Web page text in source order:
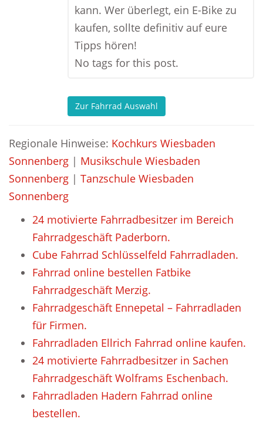
kann. Wer überlegt, ein E-Bike zu
kaufen, sollte definitiv auf eure
Tipps hören!
No tags for this post.
Zur Fahrrad Auswahl
Regionale Hinweise: Kochkurs Wiesbaden
Sonnenberg | Musikschule Wiesbaden
Sonnenberg | Tanzschule Wiesbaden
Sonnenberg
24 motivierte Fahrradbesitzer im Bereich
Fahrradgeschäft Paderborn.
Cube Fahrrad Schlüsselfeld Fahrradladen.
Fahrrad online bestellen Fatbike
Fahrradgeschäft Merzig.
Fahrradgeschäft Ennepetal – Fahrradladen
für Firmen.
Fahrradladen Ellrich Fahrrad online kaufen.
24 motivierte Fahrradbesitzer in Sachen
Fahrradgeschäft Wolframs Eschenbach.
Fahrradladen Hadern Fahrrad online
bestellen.